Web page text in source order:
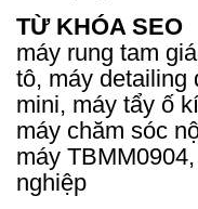
TỪ KHÓA SEO
máy rung tam
tô, máy detailing
mini, máy tẩy ố
máy chăm sóc
máy
nghiệp